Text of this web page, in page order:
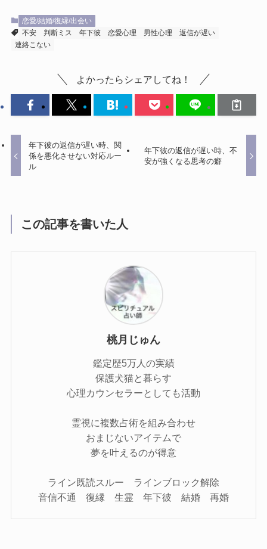
恋愛/結婚/復縁/出会い
不安
判断ミス 年下彼 恋愛心理 男性心理
返信が遅い
連絡こない
よかったらシェアしてね！
年下彼の返信が遅い時、関
係を悪化させない対応ルー
ル
年下彼の返信が遅い時、不
安が強くなる思考の癖
この記事を書いた人
桃月じゅん
鑑定歴5万人の実績
保護犬猫と暮らす
心理カウンセラーとしても活動
霊視に複数占術を組み合わせ
おまじないアイテムで
夢を叶えるのが得意
ライン既読スルー ラインブロック解除
音信不通 復縁 生霊 年下彼 結婚 再婚